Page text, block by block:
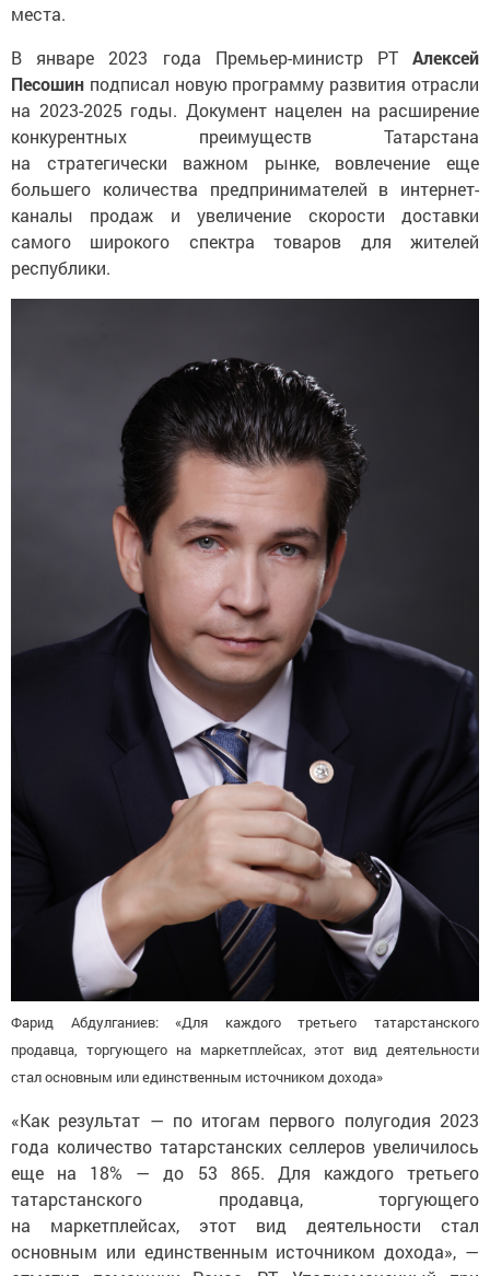
места.
В январе 2023 года Премьер-министр РТ Алексей
Песошин подписал новую программу развития отрасли
на 2023-2025 годы. Документ нацелен на расширение
конкурентных преимуществ Татарстана
на стратегически важном рынке, вовлечение еще
большего количества предпринимателей в интернет-
каналы продаж и увеличение скорости доставки
самого широкого спектра товаров для жителей
республики.
Фарид Абдулганиев: «Для каждого третьего татарстанского
продавца, торгующего на маркетплейсах, этот вид деятельности
стал основным или единственным источником дохода»
«Как результат — по итогам первого полугодия 2023
года количество татарстанских селлеров увеличилось
еще на 18% — до 53 865. Для каждого третьего
татарстанского продавца, торгующего
на маркетплейсах, этот вид деятельности стал
основным или единственным источником дохода», —